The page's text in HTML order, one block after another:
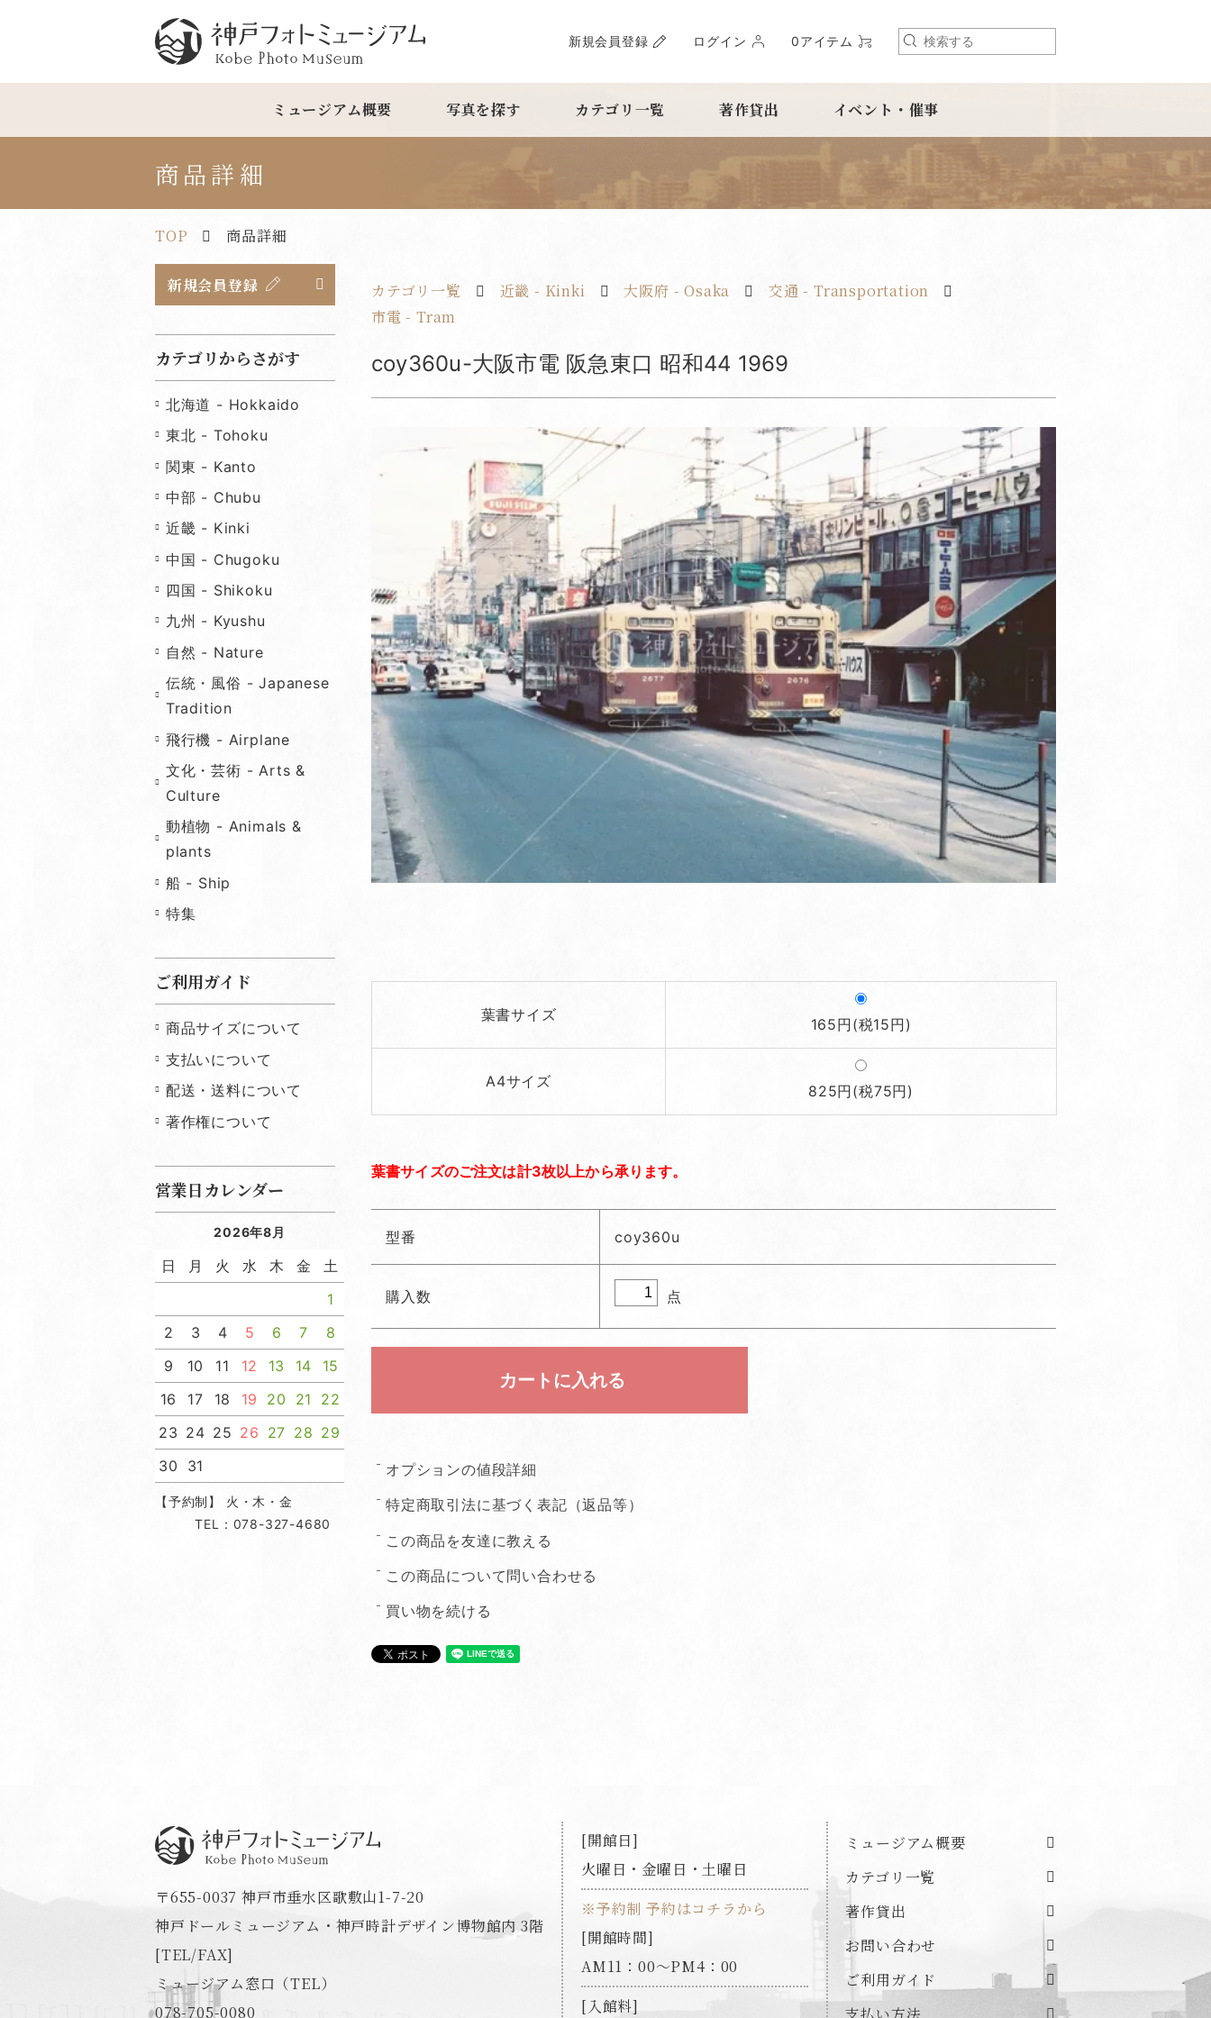
新規会員登録 ログイン 0アイテム
検
ミュージアム概要 写真を探す カテゴリ一覧 著作貸出 イベント・催事
商品詳細
TOP 商品詳細
カテゴリ一覧 近畿 - Kinki 大阪府 - Osaka
交通 - Transportation
市電 - Tram
coy360u-大阪市電 阪急東口 昭和44 1969
葉書サイズ
165円(税15円)
A4サイズ
825円(税75円)
葉書サイズのご注文は計3枚以上から承ります。
型番 coy360u
購入数 点
オプションの値段詳細
特定商取引法に基づく表記（返品等）
この商品を友達に教える
この商品について問い合わせる
買い物を続ける
新規会員登録
カテゴリからさがす
北海道 - Hokkaido
東北 - Tohoku
関東 - Kanto
中部 - Chubu
近畿 - Kinki
中国 - Chugoku
四国 - Shikoku
九州 - Kyushu
自然 - Nature
伝統・風俗 - Japanese
Tradition
飛行機 - Airplane
文化・芸術 - Arts &
Culture
動植物 - Animals &
plants
船 - Ship
特集
ご利用ガイド
商品サイズについて
支払いについて
配送・送料について
著作権について
営業日カレンダー
2026年8月
日 月 火 水 木 金
土
1
2
3 4 5 6 7
8
9
10 11 12 13 14
15
16
17 18 19 20 21
22
23 24 25 26 27 28 29
30
31
【予約制】 火・木・金
TEL：078-327-4680
〒655-0037 神戸市垂水区歌敷山1-7-20
神戸ドールミュージアム・神戸時計デザイン博物館内 3階
[TEL/FAX]
ミュージアム窓口（TEL）
078-705-0080
開館日
火曜日・金曜日・土曜日
※予約制 予約はコチラから
開館時間
AM11：00～PM4：00
入館料
ミュージアム概要
カテゴリ一覧
著作貸出
お問い合わせ
ご利用ガイド